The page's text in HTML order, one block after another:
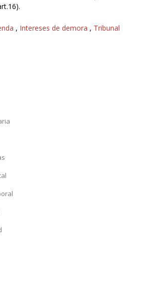
, Intereses de demora , Tribunal